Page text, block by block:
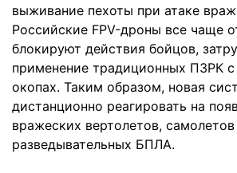
выживание пехоты при атаке
Российские FPV-дроны все чаще
блокируют действия бойцов,
применение традиционных ПЗРК
окопах. Таким образом, новая
дистанционно реагировать на
вражеских вертолетов,
разведывательных БПЛА.